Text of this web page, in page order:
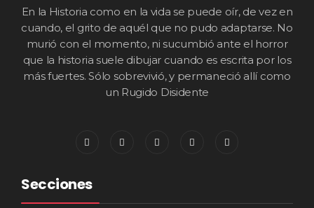
En la Historia como en la vida se puede oír, de vez en
cuando, el grito de aquél que no pudo adaptarse. No
murió con el momento, ni sucumbió ante el horror
que la historia suele dibujar cuando es escrita por los
más fuertes. Sólo sobrevivió, y permaneció allí como
un Rugido Disidente
Secciones